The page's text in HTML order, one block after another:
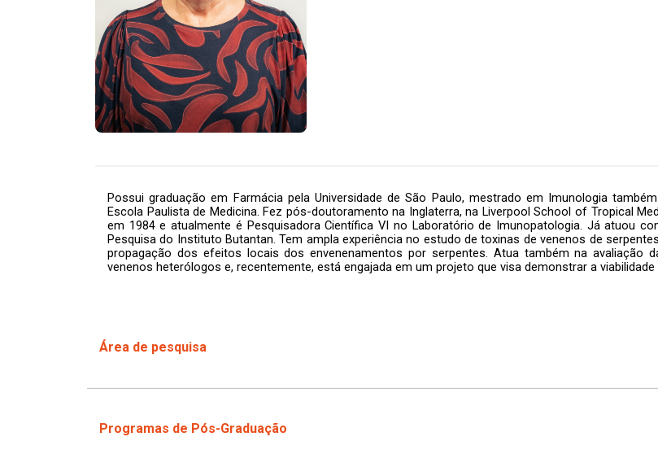
Possui graduação em Farmácia pela Universidade de São Paulo, mestrado em Imunologia
Escola Paulista de Medicina. Fez pós-doutoramento na Inglaterra, na Liverpool School of Tropical
em 1984 e atualmente é Pesquisadora Científica VI no Laboratório de Imunopatologia. Já atuou
Pesquisa do Instituto Butantan. Tem ampla experiência no estudo de toxinas de venenos de
propagação dos efeitos locais dos envenenamentos por serpentes. Atua também na avaliação
venenos heterólogos e, recentemente, está engajada em um projeto que visa demonstrar a
Área de pesquisa
Programas de Pós-Graduação